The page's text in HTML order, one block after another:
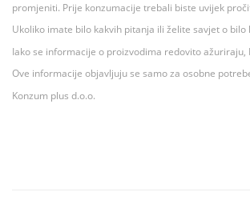
promjeniti. Prije konzumacije trebali biste uvijek
Ukoliko imate bilo kakvih pitanja ili želite savjet o
Iako se informacije o proizvodima redovito
Ove informacije objavljuju se samo za osobne
Konzum plus d.o.o.